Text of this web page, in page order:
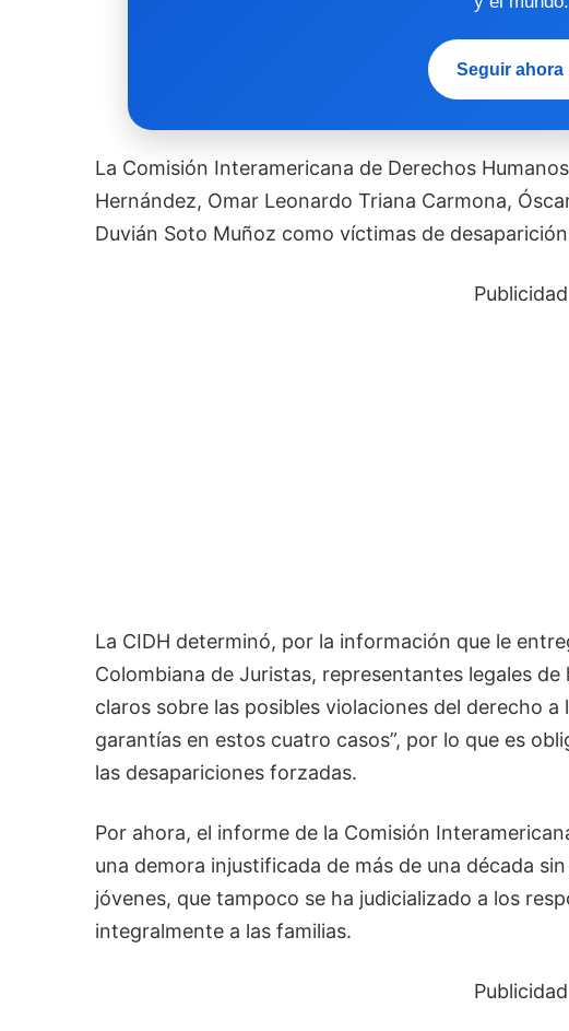
Seguir
La Comisión Interamericana de Derechos
Hernández, Omar Leonardo Triana Carmona,
Duvián Soto Muñoz como víctimas de
Publicidad
La CIDH determinó, por la información que le
Colombiana de Juristas, representantes legales
claros sobre las posibles violaciones del derecho
garantías en estos cuatro casos”, por lo que es
las desapariciones forzadas.
Por ahora, el informe de la Comisión
una demora injustificada de más de una década
jóvenes, que tampoco se ha judicializado a los
integralmente a las familias.
Publicidad